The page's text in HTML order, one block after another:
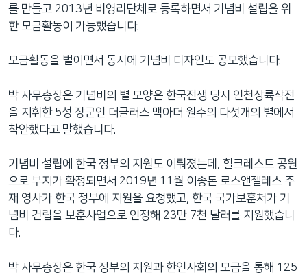
를 만들고 2013년 비영리단체로 등록하면서 기념비 설립을 위
한 모금활동이 가능했습니다.
모금활동을 벌이면서 동시에 기념비 디자인도 공모했습니다.
박 사무총장은 기념비의 별 모양은 한국전쟁 당시 인천상륙작전
을 지휘한 5성 장군인 더글러스 맥아더 원수의 다섯개의 별에서
착안했다고 말했습니다.
기념비 설립에 한국 정부의 지원도 이뤄졌는데, 힐크레스트 공원
으로 부지가 확정되면서 2019년 11월 이종돈 로스앤젤레스 주
재 영사가 한국 정부에 지원을 요청했고, 한국 국가보훈처가 기
념비 건립을 보훈사업으로 인정해 23만 7천 달러를 지원했습니
다.
박 사무총장은 한국 정부의 지원과 한인사회의 모금을 통해 125